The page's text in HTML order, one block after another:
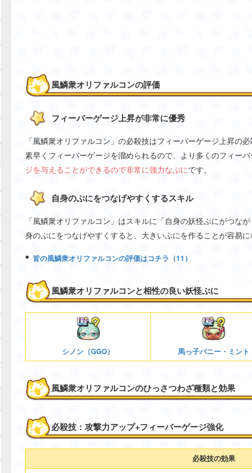
風鱗衆オリファルコンの評価
フィーバーゲージ上昇が非常に優秀
「風鱗衆オリファルコン」の必殺技はフィーバーゲージ上昇の
素早くフィーバーゲージを溜められるので、より多くのフィー
ジを与えることができるので非常に強力なぷにです。
自身のぷにをつなげやすくするスキル
「風鱗衆オリファルコン」はスキルに「自身の妖怪ぷにがつな
身のぷにをつなげやすくすると、大きいぷにを作ることが容易
皆の風鱗衆オリファルコンの評価はコチラ（11）
風鱗衆オリファルコンと相性の良い妖怪ぷに
シノン（GGO） 馬っ子バニー・ミント
風鱗衆オリファルコンのひっさつわざ種類と効果
必殺技：攻撃力アップ+フィーバーゲージ強化
必殺技の効果